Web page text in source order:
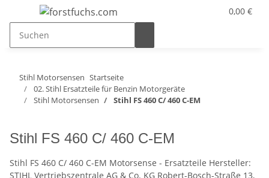
0,00 €
Stihl Motorsensen Startseite
02. Stihl Ersatzteile für Benzin Motorgeräte
Stihl Motorsensen
Stihl FS 460 C/ 460 C-EM
Stihl FS 460 C/ 460 C-EM
Stihl FS 460 C/ 460 C-EM Motorsense - Ersatzteile Hersteller:
STIHL Vertriebszentrale AG & Co. KG Robert-Bosch-Straße 13,